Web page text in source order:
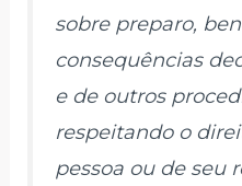
sobre preparo,
consequências
e de outros
respeitando o
pessoa ou de seu